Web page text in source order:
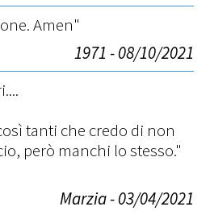
Amen"
1971 - 08/10/2021
tanti che credo di non
però manchi lo stesso."
Marzia - 03/04/2021